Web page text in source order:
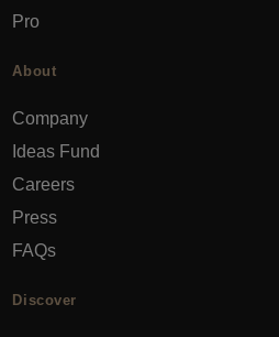
Pro
About
Company
Ideas Fund
Careers
Press
FAQs
Discover